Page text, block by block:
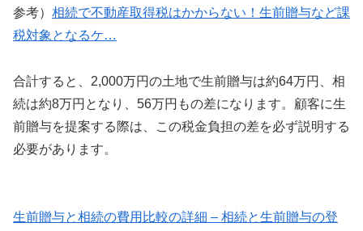
参考） 相続で不動産取得税はかからない！生前贈与など課
税対象となるケ…
合計すると、2,000万円の土地で生前贈与は約64万円、相
続は約8万円となり、56万円もの差になります。顧客に生
前贈与を提案する際は、この税金負担の差を必ず説明する
必要があります。
生前贈与と相続の費用比較の詳細 – 相続と生前贈与の登